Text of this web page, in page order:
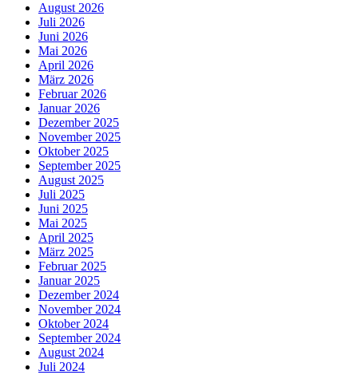
August 2026
Juli 2026
Juni 2026
Mai 2026
April 2026
März 2026
Februar 2026
Januar 2026
Dezember 2025
November 2025
Oktober 2025
September 2025
August 2025
Juli 2025
Juni 2025
Mai 2025
April 2025
März 2025
Februar 2025
Januar 2025
Dezember 2024
November 2024
Oktober 2024
September 2024
August 2024
Juli 2024